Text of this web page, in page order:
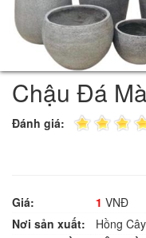
Chậu Đá
Đánh giá:
Giá: 1 VNĐ
Nơi sản xuất:
Hồng